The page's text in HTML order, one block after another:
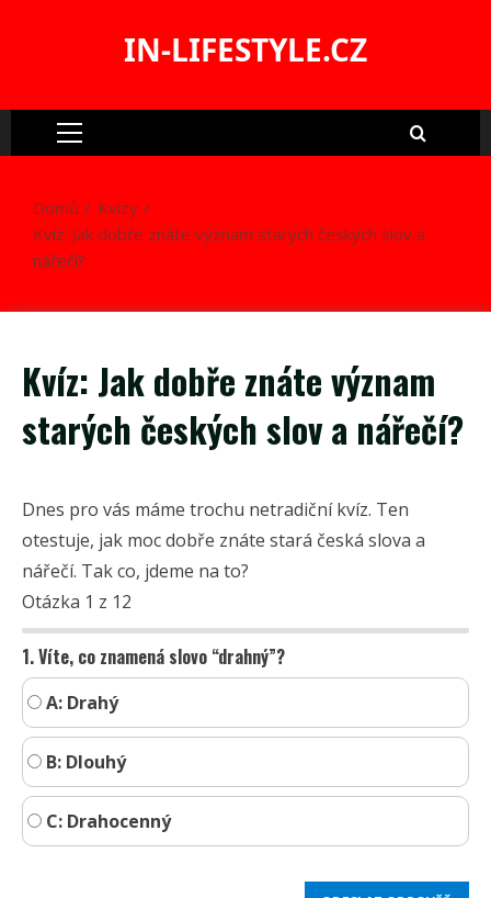
IN-LIFESTYLE.CZ
Primary
Domů
Kvízy
Kvíz: Jak dobře znáte význam starých českých slov a
nářečí?
Kvíz: Jak dobře znáte význam
starých českých slov a nářečí?
Dnes pro vás máme trochu netradiční kvíz. Ten
otestuje, jak moc dobře znáte stará česká slova a
nářečí. Tak co, jdeme na to?
Otázka 1 z 12
1. Víte, co znamená slovo “drahný”?
A: Drahý
B: Dlouhý
C: Drahocenný